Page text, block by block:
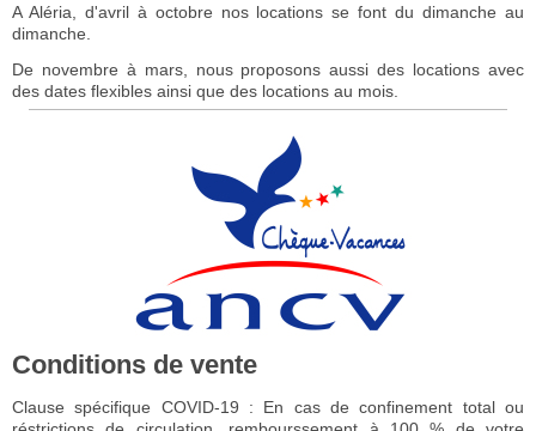
A Aléria, d'avril à octobre nos locations se font du dimanche au
dimanche.
De novembre à mars, nous proposons aussi des locations avec
des dates flexibles ainsi que des locations au mois.
Conditions de vente
Clause spécifique COVID-19 : En cas de confinement total ou